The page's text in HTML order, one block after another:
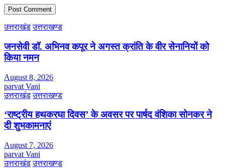
उत्तराखंड उत्तराखण्ड
जनसेवी डॉ. अभिनव कपूर ने अगस्त क्रांति के वीर सेनानियों को
किया नमन
August 8, 2026
parvat Vani
उत्तराखंड उत्तराखण्ड
‘राष्ट्रीय हथकरघा दिवस’ के अवसर पर पार्षद वंशिका सोनकर ने
दी शुभकामनाएं
August 7, 2026
parvat Vani
उत्तराखंड उत्तराखण्ड